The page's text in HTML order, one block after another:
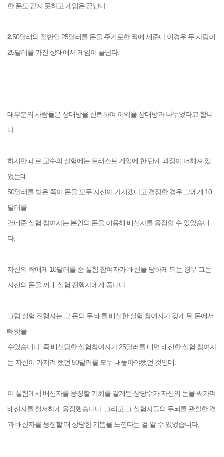
한 푼도 같지 못하고 게임은 끝난다.
2.50달러의 절반인 25달러를 돈을 주기로한 짝에 세준다 이경우 두 사람이
25달러를 가진 상태에서 게임이 끝난다.
대부분의 사람들은 상대방을 신뢰하여 이익을 상대방과 나누었다고 합니
다
하지만 페르 교수의 실험에는 트러스트 게임에 한 단계 과정이 더해져 있
었는데
50달러를 받은 쪽이 돈을 모두 자신이 가지겠다고 결정한 경우 그에게 10
달러를
건네준 실험 참여자는 본인의 돈을 이용해 배신자를 응징할 수 있었습니
다.
자신의 짝에게 10달러를 준 실험 참여자가 배신을 당하게 되는 경우 그는
자신의 돈을 꺼내 실험 진행자에게 줍니다.
그럼 실험 진행자는 그 돈의 두 배를 배신한실험 참여자가 갖게 된 돈에서
빼앗을
수있습니다. 즉 배신당한 실험참여자가 25달러를 내면 배신한 실험 참여자
는 자신이 가지려 했던 50달러를 모두 내놓아야했던 것인데.
이 실험에서 배신자를 응징할 기회를 같게된 상당수가 자신의 돈을써가며
배신자를 철저하게 응징했습니다. 그리고 그 실험자들의 두뇌를 관찰한 결
과 배신자를 응징할 때 상당한 기쁨을 느낀다는 걸 알 수 있었습니다.